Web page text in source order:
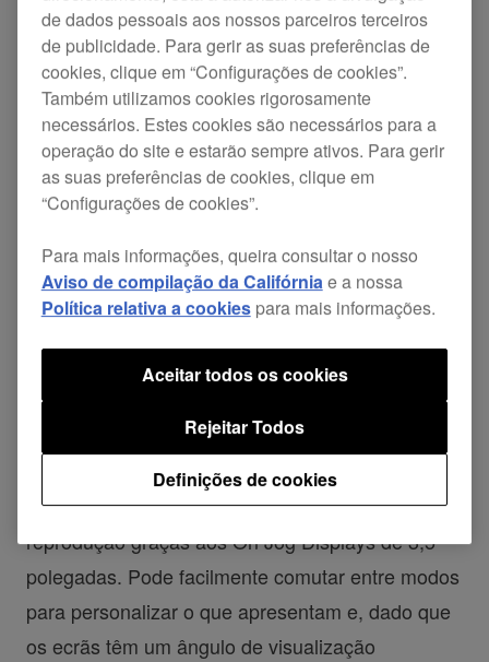
mistura, o DDJ-REV7 é perfeito para atuar em
festas e eventos. Os seus VINYLIZED JOG
wheels de 7 polegadas são motorizados e
experimentará uma sensação fantástica durante o
scratching, podendo ir experimentando até
encontrar o seu nível perfeito de torque e fricção
protetoras incluídas e adaptadas ao interior de
cada deck. A placa superior de acrílico apresenta
sensação de um disco analógico, com o
tratamento de rotação que se adapta facilmente à
ponta dos seus dedo quando lhe toca. Além
disso, pode acompanhar a informação essencial,
como formas de onda, Hot Cues e posições de
reprodução graças aos On Jog Displays de 3,5
polegadas. Pode facilmente comutar entre modos
para personalizar o que apresentam e, dado que
os ecrãs têm um ângulo de visualização
de dados pessoais aos nossos parceiros terceiros
de publicidade. Para gerir as suas preferências de
cookies, clique em “Configurações de cookies”.
Também utilizamos cookies rigorosamente
necessários. Estes cookies são necessários para a
operação do site e estarão sempre ativos. Para gerir
as suas preferências de cookies, clique em
“Configurações de cookies”.
Para mais informações, queira consultar o nosso
Aviso de compilação da Califórniae a nossa
Política relativa a cookiespara mais informações.
Definições de cookies
Rejeitar Todos
Aceitar todos os cookies